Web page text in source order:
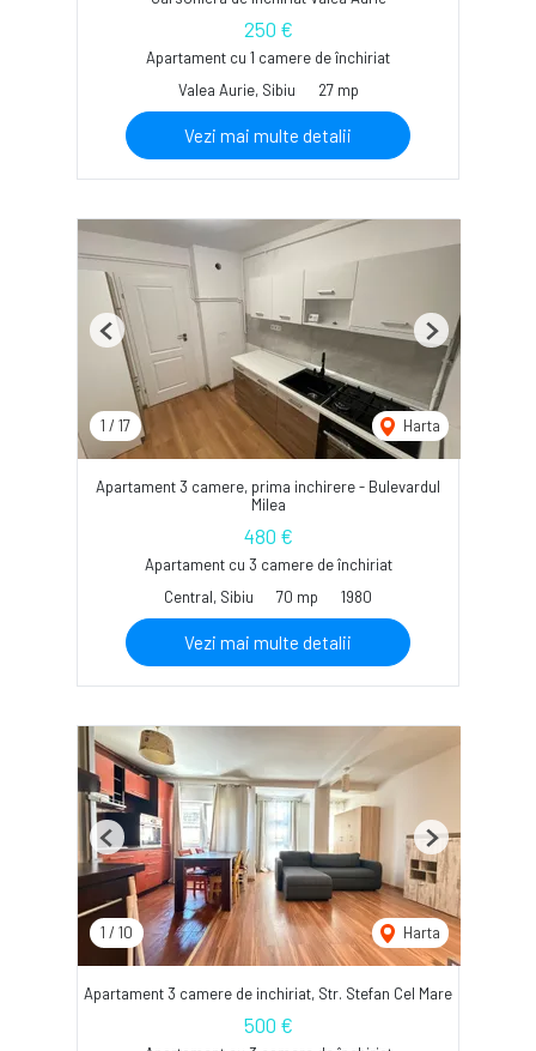
250 €
Apartament cu 1 camere de închiriat
Valea Aurie, Sibiu
27 mp
Vezi mai multe detalii
1 / 17 Harta
Previous Next
Apartament 3 camere, prima inchirere - Bulevardul
Milea
480 €
Apartament cu 3 camere de închiriat
Central, Sibiu
70 mp 1980
Vezi mai multe detalii
1 / 10 Harta
Previous Next
Apartament 3 camere de inchiriat, Str. Stefan Cel Mare
500 €